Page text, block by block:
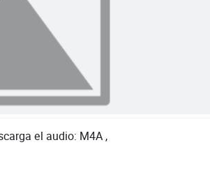
el audio: M4A ,